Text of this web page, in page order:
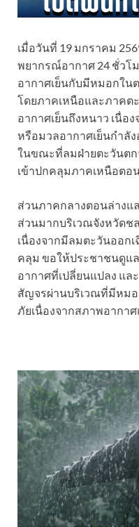
เมื่อวันที่ 19 มกราคม
พยากรณ์อากาศ 24 ชั่วโ
อากาศเย็นกับมีหมอกใ
โดยภาคเหนือและภาคต
อากาศเย็นถึงหนาว เนื่อ
หรือมวลอากาศเย็นกำลั
ในขณะที่ลมฝ่ายตะวันตก
เข้าปกคลุมภาคเหนือต
ส่วนภาคกลางตอนล่างแ
ส่วนมากบริเวณจังหวัดช
เนื่องจากมีลมตะวันออก
คลุม ขอให้ประชาชนดูแ
อากาศที่เปลี่ยนแปลง แล
สัญจรผ่านบริเวณที่มีหมอ
ภัยเนื่องจากสภาพอากาศ